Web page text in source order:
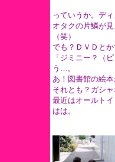
っていうか。デ
オタクの片鱗が
（笑）
でも？ＤＶＤと
「ジミニー？（
う…。
あ！図書館の絵本
それとも？ガシャ
最近はオールト
はは。